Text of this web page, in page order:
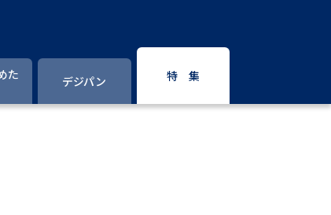
大学検索
た
デジパン 特 集